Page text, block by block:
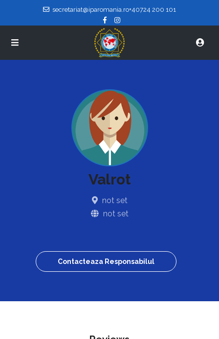
secretariat@iparomania.ro+40724 200 101
Valrot
not set
not set
Contacteaza Responsabilul